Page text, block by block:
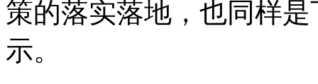
策的落实落地，也同样
示。